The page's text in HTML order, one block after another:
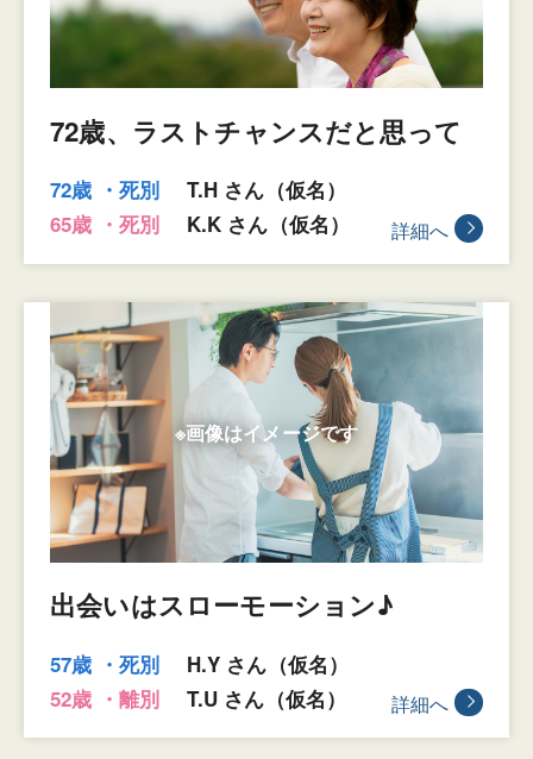
72歳、ラストチャンスだと思って
72歳 ・死別
T.H さん（仮名）
65歳 ・死別
K.K さん（仮名） 詳細へ
出会いはスローモーション♪
57歳 ・死別
H.Y さん（仮名）
52歳 ・離別
T.U さん（仮名） 詳細へ